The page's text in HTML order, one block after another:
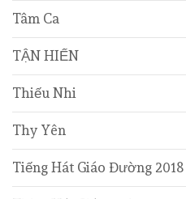
Tâm Ca
TẬN HIẾN
Thiếu Nhi
Thy Yên
Tiếng Hát Giáo Đường 2018